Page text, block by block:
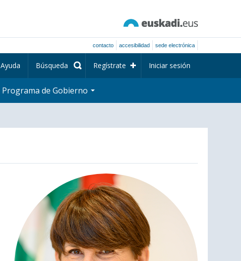
contacto accesibilidad sede electrónica
Ayuda Búsqueda Regístrate Iniciar sesión
Programa de Gobierno